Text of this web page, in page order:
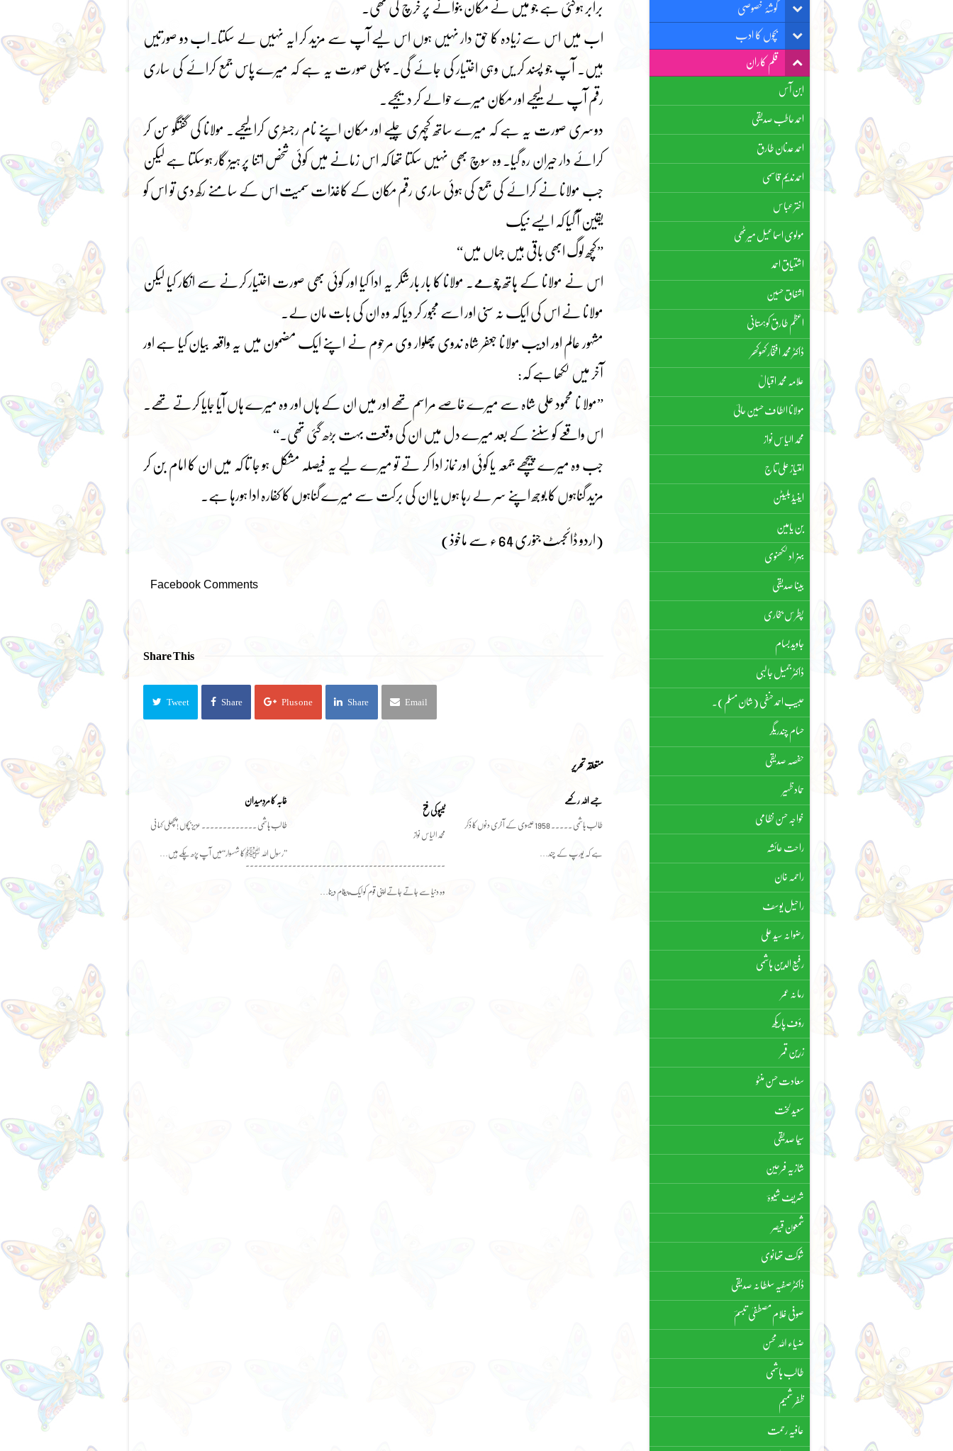
برابر ہوگئی ہے جو میں نے مکان بنوانے پر خرچ کی تھی۔
اب میں اس سے زیادہ کا حق دار نہیں ہوں اس لیے آپ سے مزید کر ایہ نہیں لے سکتا۔اب دو صورتیں
ہیں۔ آپ جو پسند کر یں وہی اختیار کی جائے گی۔ پہلی صورت یہ ہے کہ میرے پاس جمع کرائے کی ساری
رقم آپ لے لیجیے اور مکان میرے حوالے کر دیجیے۔
دوسری صورت یہ ہے کہ میرے ساتھ کچہری چلیے اور مکان اپنے نام رجسٹری کرا لیجیے۔ مولانا کی گفتگو سن کر
کرائے دار حیران رہ گیا۔ وہ سوچ بھی نہیں سکتا تھا کہ اس زمانے میں کوئی شخص اتنا پر ہیز گار ہوسکتا ہے لیکن
جب مولانا نے کرائے کی جمع کی ہوئی ساری رقم مکان کے کاغذات سمیت اس کے سامنے رکھ دی تو اس کو
یقین آ گیا کہ ایسے نیک
”کچھ لوگ ابھی باقی ہیں جہاں میں“
اس نے مولانا کے ہاتھ چومے۔ مولانا کا بار بارشکر یہ ادا کیا اور کوئی بھی صورت اختیار کرنے سے انکار کیا لیکن
مولانا نے اس کی ایک نہ سنی اور اسے مجبور کر دیا کہ وہ ان کی بات مان لے۔
مشہور عالم اور ادیب مولانا جعفر شاہ ندوی پھلوار وی مرحوم نے اپنے ایک مضمون میں یہ واقعہ بیان کیا ہے اور
آخر میں لکھا ہے کہ:
”مولا نا محمود علی شاہ سے میرے خاصے مراسم تھے اور میں ان کے ہاں اور وہ میرے ہاں آیا جایا کرتے تھے۔
اس واقعے کو سننے کے بعد میرے دل میں ان کی وقعت بہت بڑھ گئی تھی۔“
جب وہ میرے پیچھے جمعہ یا کوئی اور نماز ادا کر تے تو میرے لیے یہ فیصلہ مشکل ہو جا تا کہ میں ان کا امام بن کر
مزید گناہوں کا بوجھ اپنے سر لے رہا ہوں یا ان کی برکت سے میرے گناہوں کا کفارہ ادا ہورہا ہے۔
(اردو ڈائجسٹ جنوری 64 ء سے ماخوذ)
Facebook Comments
Share This
Tweet Share Plus one Share Email
متعلقہ تحریر
غابہ کا مردِمیدان
طالب ہاشمی ۔۔۔۔۔۔۔۔۔۔۔۔۔ عزیز بچوں !پچھلی کہانی
”رسول اللہ ﷺکا شہسوار“میں آپ پڑھ چکے ہیں…
ٹیپو کی فتح
محمد الیاس نواز
وہ دنیا سے جاتے جاتے اپنی قوم کو ایک پیغام دینا…
جسے اللہ رکھے
طالب ہاشمی ۔۔۔۔۔ 1958 عیسوی کے آخری دنوں کا ذکر
ہے کہ یورپ کے چند…
گوشۂ خصوصی
بچوں کا ادب
قلم کاران
ابن آس
احمد حاطب صدیقی
احمد عدنان طارق
احمد ندیم قاسمی
اختر عباس
مولوی اسماعیل میرٹھی
اشتیاق احمد
اشفاق حسین
اعظم طارق کوہستانی
ڈاکٹر محمد افتخار کھوکھر
علامہ محمد اقبالؒ
مولانا الطاف حسین حالیؔ
محمد الیاس نواز
امتیاز علی تاج
اینیڈ بلیٹن
بن یامین
بہزاد لکھنوی
بینا صدیقی
پطرس بخاری
جاوید بسام
ڈاکٹر جمیل جالبی
حبیب احمد حنفی (شان مسلم)۔
حسام چندریگر
حفصہ صدیقی
حماد ظہیر
خواجہ حسن نظامی
راحت عائشہ
راحمہ خان
راحیل یوسف
رضوانہ سیّد علی
رفیع الدین ہاشمی
رمانہ عمر
رؤف پاریکھ
زرین قمر
سعادت حسن منٹو
سعید لخت
سیما صدیقی
شازیہ فرحین
شریف شیوہؔ
شمعون قیصر
شوکت تھانوی
ڈاکٹر صفیہ سلطانہ صدیقی
صوفی غلام مصطفیٰ تبسمؔ
ضیاء اللہ محسن
طالب ہاشمی
ظفر شمیم
عافیہ رحمت